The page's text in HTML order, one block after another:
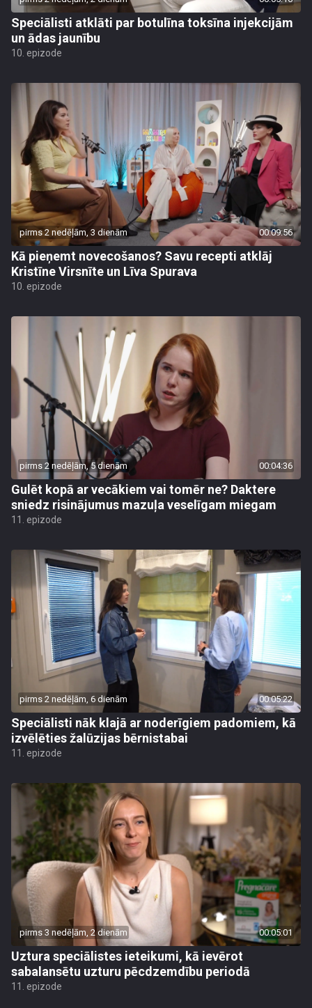
Speciālisti atklāti par botulīna toksīna injekcijām
un ādas jaunību
10. epizode
pirms 2 nedēļām, 3 dienām 00:09:56
Kā pieņemt novecošanos? Savu recepti atklāj
Kristīne Virsnīte un Līva Spurava
10. epizode
pirms 2 nedēļām, 5 dienām 00:04:36
Gulēt kopā ar vecākiem vai tomēr ne? Daktere
sniedz risinājumus mazuļa veselīgam miegam
11. epizode
pirms 2 nedēļām, 6 dienām 00:05:22
Speciālisti nāk klajā ar noderīgiem padomiem, kā
izvēlēties žalūzijas bērnistabai
11. epizode
pirms 3 nedēļām, 2 dienām 00:05:01
Uztura speciālistes ieteikumi, kā ievērot
sabalansētu uzturu pēcdzemdību periodā
11. epizode